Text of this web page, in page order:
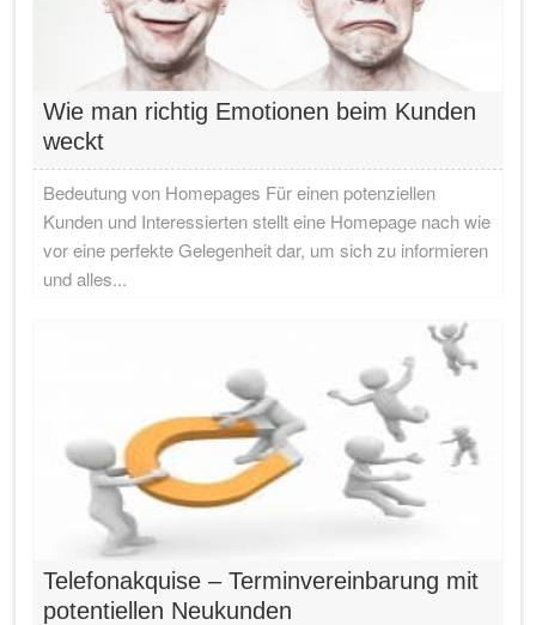
Wie man richtig Emotionen beim Kunden
weckt
Bedeutung von Homepages Für einen potenziellen
Kunden und Interessierten stellt eine Homepage nach wie
vor eine perfekte Gelegenheit dar, um sich zu informieren
und alles...
Telefonakquise – Terminvereinbarung mit
potentiellen Neukunden